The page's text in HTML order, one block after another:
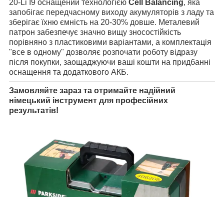
20-Li I9 оснащений технологією Cell Balancing, яка
запобігає передчасному виходу акумуляторів з ладу та
зберігає їхню ємність на 20-30% довше. Металевий
патрон забезпечує значно вищу зносостійкість
порівняно з пластиковими варіантами, а комплектація
"все в одному" дозволяє розпочати роботу відразу
після покупки, заощаджуючи ваші кошти на придбанні
оснащення та додаткового АКБ.
Замовляйте зараз та отримайте надійний
німецький інструмент для професійних
результатів!